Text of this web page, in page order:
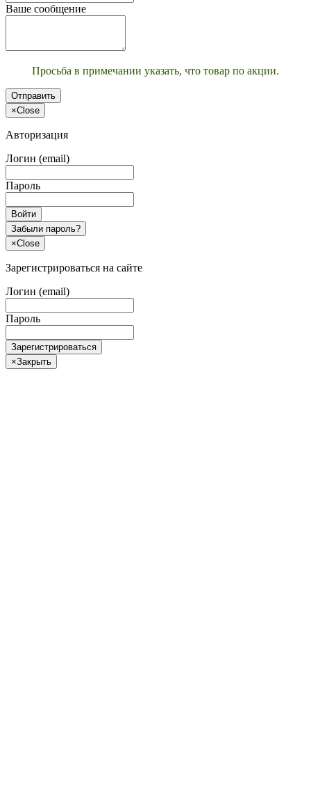
Ваше сообщение
Просьба в примечании указать, что товар по акции.
Отправить
×Close
Авторизация
Логин (email)
Пароль
Войти
Забыли пароль?
×Close
Зарегистрироваться на сайте
Логин (email)
Пароль
Зарегистрироваться
×Закрыть